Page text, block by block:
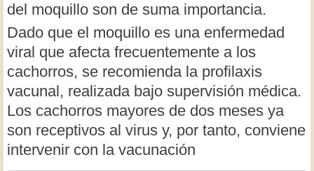
del moquillo son de suma importancia.
Dado que el moquillo es una enfermedad
viral que afecta frecuentemente a los
cachorros, se recomienda la profilaxis
vacunal, realizada bajo supervisión médica.
Los cachorros mayores de dos meses ya
son receptivos al virus y, por tanto, conviene
intervenir con la vacunación